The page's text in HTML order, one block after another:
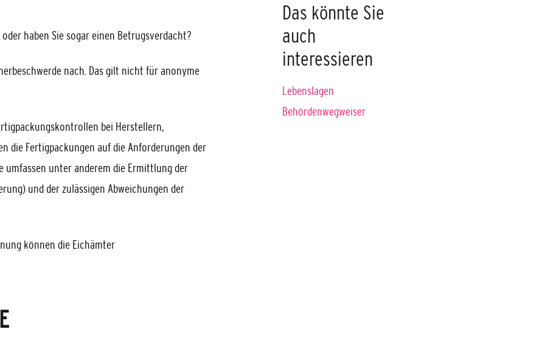
haben Sie sogar einen Betrugsverdacht?
nach. Das gilt nicht für anonyme
bei Herstellern,
die Fertigpackungen auf die Anforderungen der
umfassen unter anderem die Ermittlung der
und der zulässigen Abweichungen der
können die Eichämter
Das könnte Sie
auch
interessieren
Lebenslagen
Behördenwegweiser